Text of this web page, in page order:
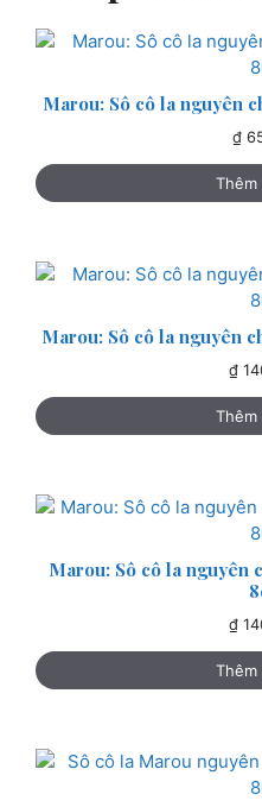
Marou: Sô cô la nguyên
₫
Thêm
Marou: Sô cô la nguyên
₫
Thêm
Marou: Sô cô la nguyên
₫
Thêm